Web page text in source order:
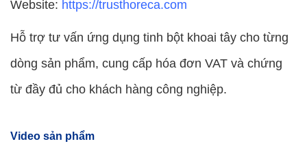
Website: https://trusthoreca.com
Hỗ trợ tư vấn ứng dụng tinh bột khoai tây cho từng
dòng sản phẩm, cung cấp hóa đơn VAT và chứng
từ đầy đủ cho khách hàng công nghiệp.
Video sản phẩm